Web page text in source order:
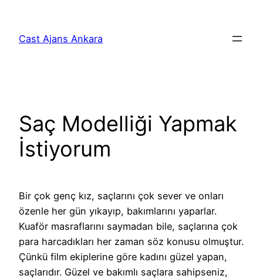
Cast Ajans Ankara
Saç Modelliği Yapmak
İstiyorum
Bir çok genç kız, saçlarını çok sever ve onları
özenle her gün yıkayıp, bakımlarını yaparlar.
Kuaför masraflarını saymadan bile, saçlarına çok
para harcadıkları her zaman söz konusu olmuştur.
Çünkü film ekiplerine göre kadını güzel yapan,
saçlarıdır. Güzel ve bakımlı saçlara sahipseniz,